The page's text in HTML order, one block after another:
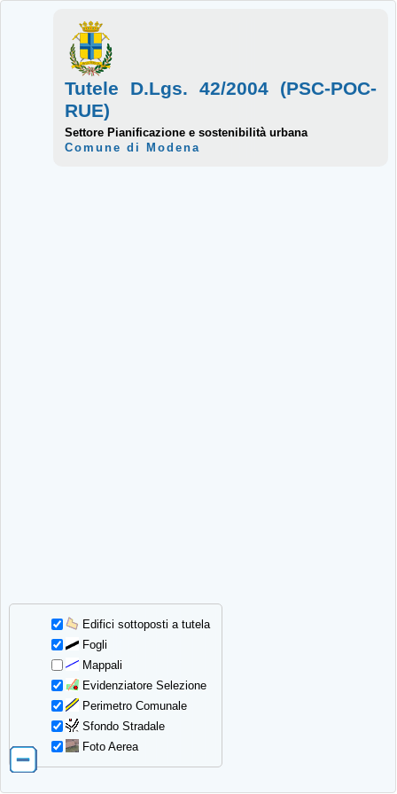
Edifici sottoposti a tutela
Fogli
Mappali
Evidenziatore Selezione
Perimetro Comunale
Sfondo Stradale
Foto Aerea
Tutele D.Lgs. 42/2004 (PSC-POC-
RUE)
Settore Pianificazione e sostenibilità urbana
Comune di Modena